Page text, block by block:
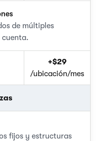
de múltiples
cuenta.
+$29
/ubicación/mes
fijos y estructuras